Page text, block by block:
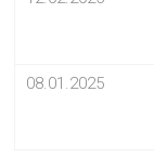
08.01.2025